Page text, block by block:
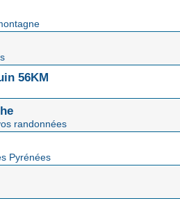
56KM
randonnées
Pyrénées